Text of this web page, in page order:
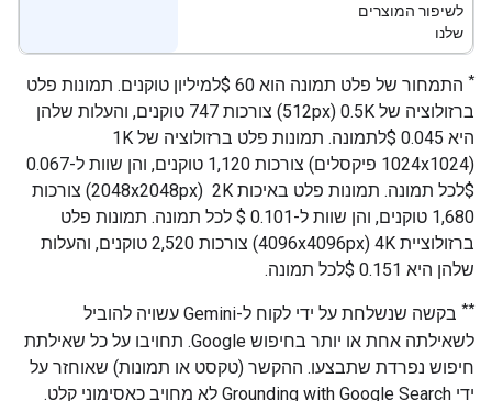
לשיפור המוצרים
שלנו
*
התמחור של פלט תמונה הוא 60 $למיליון טוקנים. תמונות פלט
ברזולוציה של 0.5K‏ (512px) צורכות 747 טוקנים, והעלות שלהן
(1024x1024 פיקסלים) צורכות 1,120 טוקנים, והן שוות ל-0.067
$לכל תמונה. תמונות פלט באיכות 2K ‏ (2048x2048px) צורכות
1,680 טוקנים, והן שוות ל-0.101 $‎ לכל תמונה. תמונות פלט
ברזולוציית 4K‏ (4096x4096px) צורכות 2,520 טוקנים, והעלות
שלהן היא 0.151 $לכל תמונה.
**
בקשה שנשלחת על ידי לקוח ל-Gemini עשויה להוביל
לשאילתה אחת או יותר בחיפוש Google. תחויבו על כל שאילתת
חיפוש נפרדת שתבצעו. ההקשר (טקסט או תמונות) שאוחזר על
ידי Grounding with Google Search לא מחויב כאסימוני קלט.